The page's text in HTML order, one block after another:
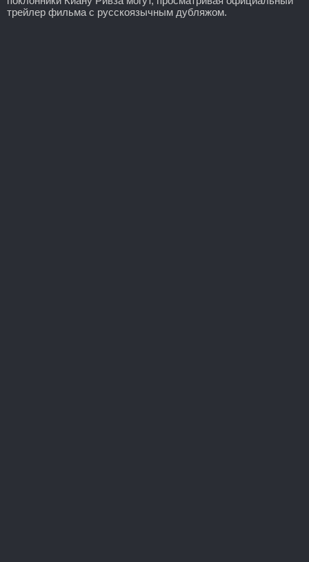
трейлер фильма с русскоязычным дубляжом.